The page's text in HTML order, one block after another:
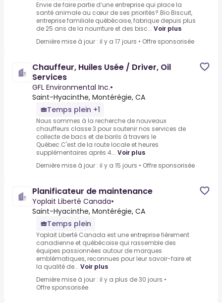
Envie de faire partie d’une entreprise qui place la
santé animale au cœur de ses priorités?.Bio Biscuit,
entreprise familiale québécoise, fabrique depuis plus
de 25 ans de la nourriture et des bisc... Voir plus
Dernière mise à jour : il y a 17 jours • Offre sponsorisée
Chauffeur, Huiles Usée / Driver, Oil
Services
GFL Environmental Inc.•
Saint-Hyacinthe, Montérégie, CA
Temps plein +1
Nous sommes à la recherche de nouveaux
chauffeurs classe 3 pour soutenir nos services de
collecte de bacs et de barils à travers le
Québec.C'est de la route locale et heures
supplémentaires après 4... Voir plus
Dernière mise à jour : il y a 15 jours • Offre sponsorisée
Planificateur de maintenance
Yoplait Liberté Canada•
Saint-Hyacinthe, Montérégie, CA
Temps plein
Yoplait Liberté Canada est une entreprise fièrement
canadienne et québécoise qui rassemble des
équipes passionnées autour de marques
emblématiques, reconnues pour leur savoir-faire et
la qualité de... Voir plus
Dernière mise à jour : il y a plus de 30 jours •
Offre sponsorisée